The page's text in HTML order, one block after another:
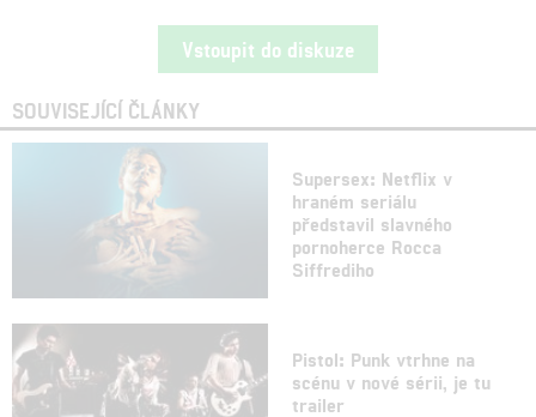
Vstoupit do diskuze
SOUVISEJÍCÍ ČLÁNKY
Supersex: Netflix v
hraném seriálu
představil slavného
pornoherce Rocca
Siffrediho
Pistol: Punk vtrhne na
scénu v nové sérii, je tu
trailer